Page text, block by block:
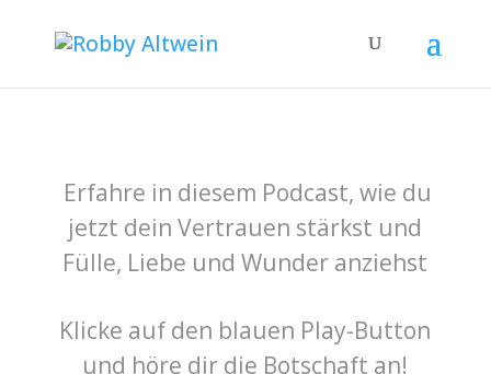
Erfahre in diesem Podcast, wie du
jetzt dein Vertrauen stärkst und
Fülle, Liebe und Wunder anziehst
Klicke auf den blauen Play-Button
und höre dir die Botschaft an!